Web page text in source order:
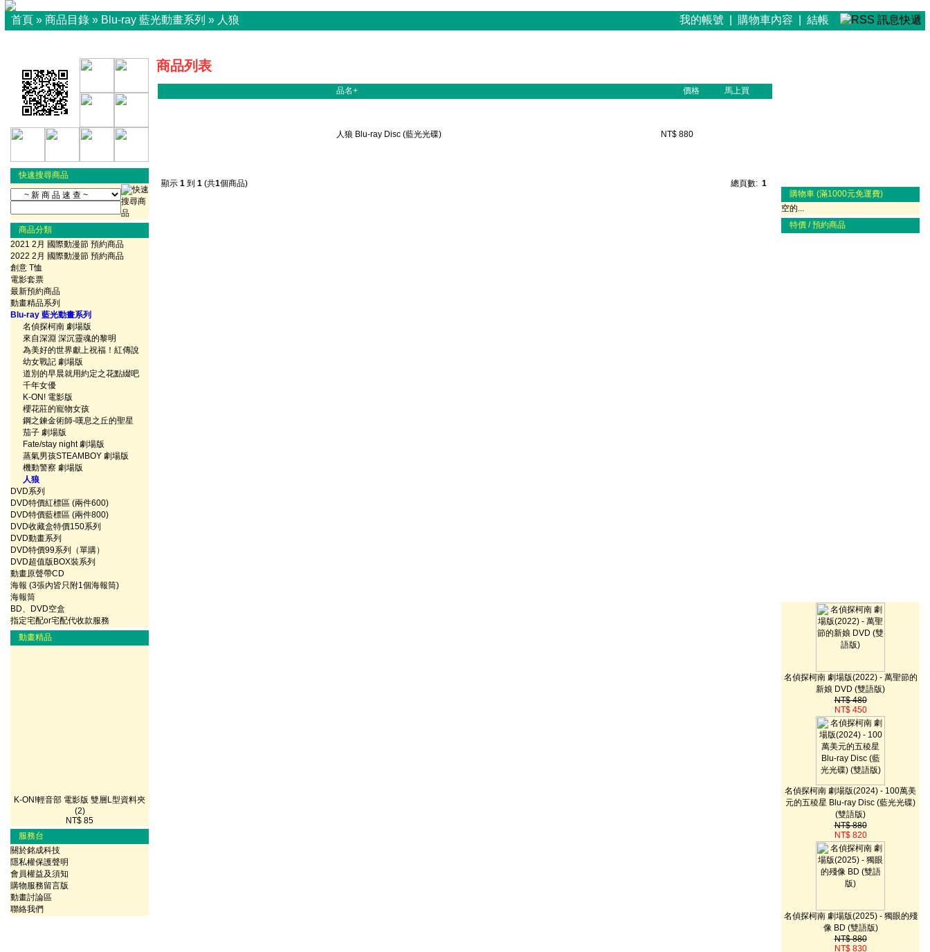
首頁 » 商品目錄 » Blu-ray 藍光動畫系列 » 人狼 我的帳號 購物車內容 結帳
快速搜尋商品
商品分類
2021 2月 國際動漫節 預約商品
2022 2月 國際動漫節 預約商品
創意 T恤
電影套票
最新預約商品
動畫精品系列
Blu-ray 藍光動畫系列
名偵探柯南 劇場版
來自深淵 深沉靈魂的黎明
為美好的世界獻上祝福！紅傳說
幼女戰記 劇場版
道別的早晨就用約定之花點綴吧
千年女優
K-ON! 電影版
櫻花莊的寵物女孩
鋼之鍊金術師-嘆息之丘的聖星
茄子 劇場版
Fate/stay night 劇場版
蒸氣男孩STEAMBOY 劇場版
機動警察 劇場版
人狼
DVD系列
DVD特價紅標區 (兩件600)
DVD特價藍標區 (兩件800)
DVD收藏盒特價150系列
DVD動畫系列
DVD特價99系列（單購）
DVD超值版BOX裝系列
動畫原聲帶CD
海報 (3張內皆只附1個海報筒)
海報筒
BD、DVD空盒
指定宅配or宅配代收款服務
動畫精品
K-ON!輕音部 電影版 雙層L型資料夾
(2)
NT$ 85
服務台
關於銘成科技
隱私權保護聲明
會員權益及須知
購物服務留言版
動畫討論區
聯絡我們
商品列表
品名+ 價格 馬上買
人狼 Blu-ray Disc (藍光光碟) NT$ 880
顯示 1 到 1 (共1個商品) 總頁數: 1
購物車 (滿1000元免運費)
空的...
名偵探柯南 劇場版(2022) - 萬聖節的
新娘 DVD (雙語版)
NT$ 480
NT$ 450
名偵探柯南 劇場版(2024) - 100萬美
元的五稜星 Blu-ray Disc (藍光光碟)
(雙語版)
NT$ 880
NT$ 820
名偵探柯南 劇場版(2025) - 獨眼的殘
像 BD (雙語版)
NT$ 880